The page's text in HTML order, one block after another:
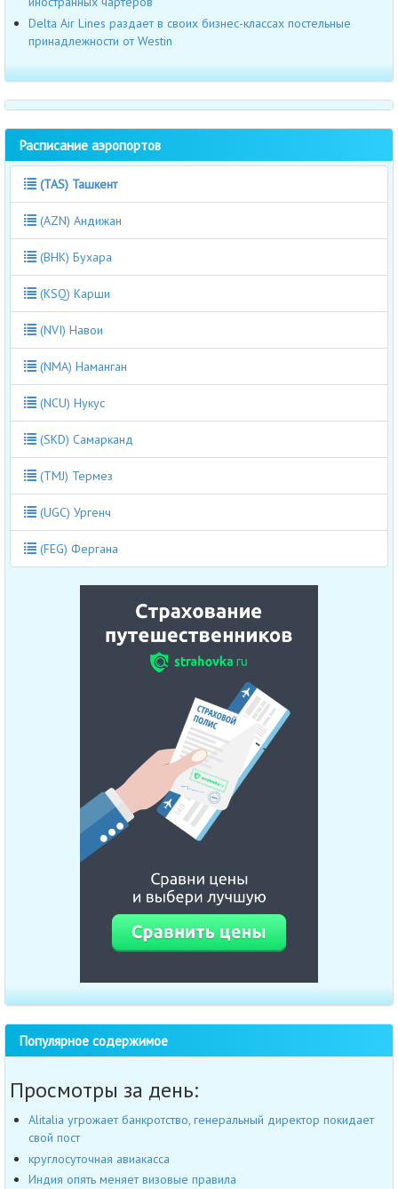
Delta Air Lines раздает в своих бизнес-классах постельные
принадлежности от Westin
Расписание аэропортов
(TAS) Ташкент
(AZN) Андижан
(BHK) Бухара
(KSQ) Карши
(NVI) Навои
(NMA) Наманган
(NCU) Нукус
(SKD) Самарканд
(TMJ) Термез
(UGC) Ургенч
(FEG) Фергана
Популярное содержимое
Просмотры за день:
Alitalia угрожает банкротство, генеральный директор покидает
свой пост
круглосуточная авиакасса
Индия опять меняет визовые правила